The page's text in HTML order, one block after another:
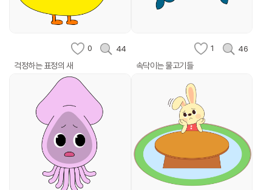
0 44
걱정하는 표정의 새
1 46
속닥이는 물고기들